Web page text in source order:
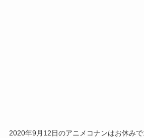
2020年9月12日のアニメコナンはお休み